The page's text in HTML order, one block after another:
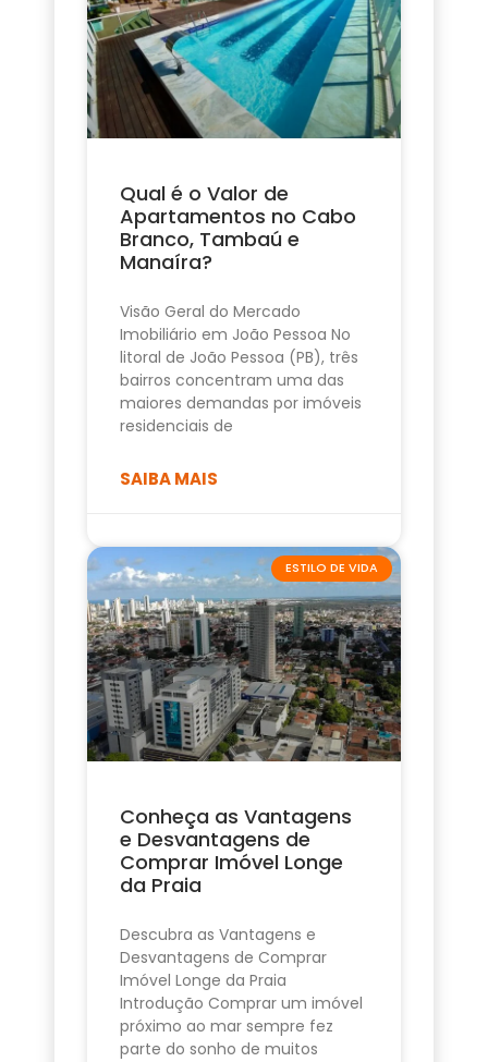
Qual é o Valor de
Apartamentos no Cabo
Branco, Tambaú e
Manaíra?
Visão Geral do Mercado
Imobiliário em João Pessoa No
litoral de João Pessoa (PB), três
bairros concentram uma das
maiores demandas por imóveis
residenciais de
SAIBA MAIS
ESTILO DE VIDA
Conheça as Vantagens
e Desvantagens de
Comprar Imóvel Longe
da Praia
Descubra as Vantagens e
Desvantagens de Comprar
Imóvel Longe da Praia
Introdução Comprar um imóvel
próximo ao mar sempre fez
parte do sonho de muitos